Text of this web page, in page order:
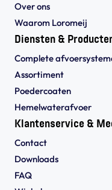
Over ons
Waarom Loromeij
Diensten &
Complete
Assortiment
Poedercoaten
Hemelwaterafvoer
Klantenservice &
Contact
Downloads
FAQ